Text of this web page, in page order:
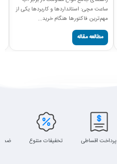
ساعت مچی: استانداردها و کاربردها یکی از
مهم‌ترین فاکتورها هنگام خرید...
مطالعه مقاله
پرداخت اقساطی تخفیفات متنوع